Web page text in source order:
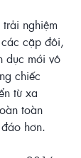
nghiệm
cặp đôi,
dục mới vô
chiếc
từ xa
toàn
hơn.